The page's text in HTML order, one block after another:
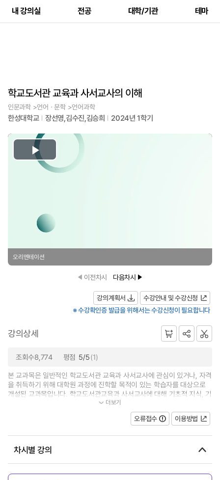
내 강의실 전공 대학/기관 테마
학교도서관 교육과 사서교사의 이해
인문과학 >언어ㆍ문학 >언어과학
한성대학교 장선영,김수진,김승희 2024년 1학기
Play
오리엔테이션
이전차시 다음차시
강의계획서
수강안내 및 수강신청
※ 수강확인증 발급을 위해서는 수강신청이 필요합니다
강의상세
조회수8,774 평점 5/5(1)
본 교과목은 일반적인 학교도서관 교육과 사서교사에 관심이 있거나, 자격
을 취득하기 위해 대학원 과정에 진학할 목적이 있는 학습자를 대상으로
개설된 교과목입니다. 학교도서관교육과 사서교사에 대해 기초적 지식, 기
술, 태도 등을 함양할 수 있으며...
더보기
오류접수 이용방법
차시별 강의